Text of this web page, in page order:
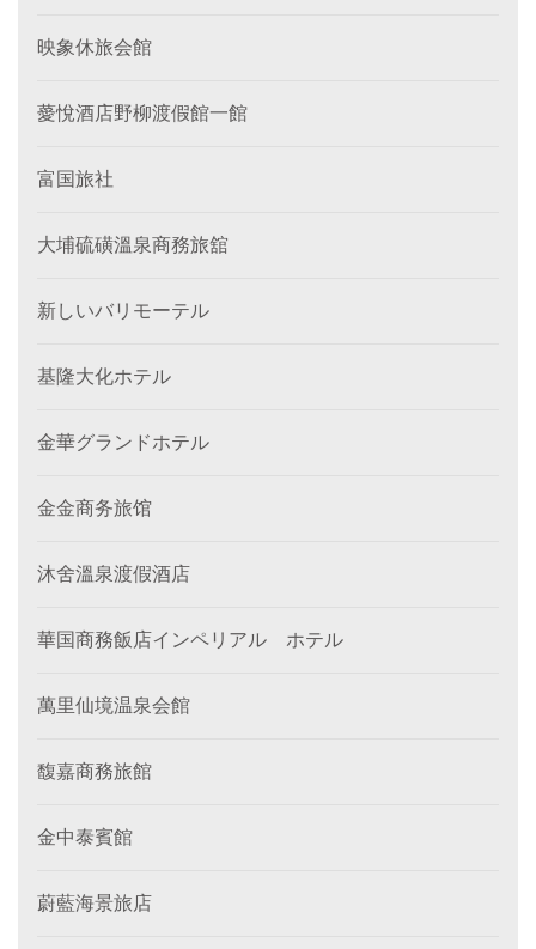
映象休旅会館
薆悅酒店野柳渡假館一館
富国旅社
大埔硫磺溫泉商務旅舘
新しいバリモーテル
基隆大化ホテル
金華グランドホテル
金金商务旅馆
沐舍溫泉渡假酒店
華国商務飯店インペリアル ホテル
萬里仙境温泉会館
馥嘉商務旅館
金中泰賓館
蔚藍海景旅店